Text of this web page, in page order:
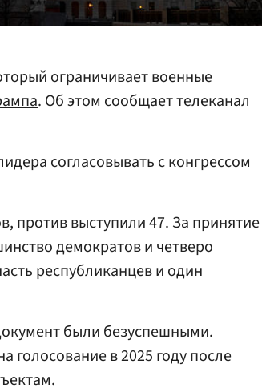
ограничивает военные
. Об этом сообщает телеканал
согласовывать с конгрессом
против выступили 47. За принятие
демократов и четверо
республиканцев и один
были безуспешными.
голосование в 2025 году после